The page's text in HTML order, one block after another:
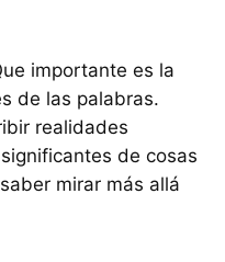
importante es la
de las palabras.
realidades
de cosas
mirar más allá